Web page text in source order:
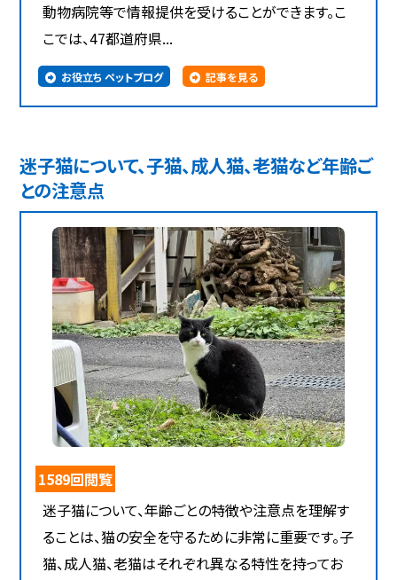
動物病院等で情報提供を受けることができます。こ
こでは、47都道府県...
お役立ち ペットブログ 記事を見る
迷子猫について、子猫、成人猫、老猫など年齢ご
との注意点
1589回閲覧
迷子猫について、年齢ごとの特徴や注意点を理解す
ることは、猫の安全を守るために非常に重要です。子
猫、成人猫、老猫はそれぞれ異なる特性を持ってお